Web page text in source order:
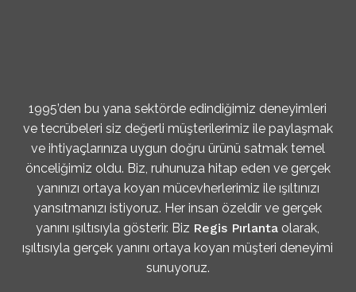
1995’den bu yana sektörde edindiğimiz deneyimleri
ve tecrübeleri siz değerli müşterilerimiz ile paylaşmak
ve ihtiyaçlarınıza uygun doğru ürünü satmak temel
önceliğimiz oldu. Biz, ruhunuza hitap eden ve gerçek
yanınızı ortaya koyan mücevherlerimiz ile ışıltınızı
yansıtmanızı istiyoruz. Her insan özeldir ve gerçek
yanını ışıltısıyla gösterir. Biz Regis Pırlanta olarak,
ışıltısıyla gerçek yanını ortaya koyan müşteri deneyimi
sunuyoruz.